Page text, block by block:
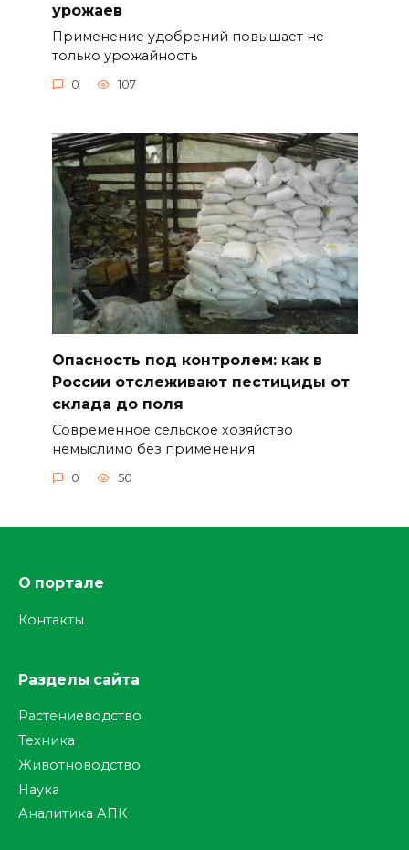
урожаев
Применение удобрений повышает не
только урожайность
0 107
Опасность под контролем: как в
России отслеживают пестициды от
склада до поля
Современное сельское хозяйство
немыслимо без применения
0 50
О портале
Контакты
Разделы сайта
Растениеводство
Техника
Животноводство
Наука
Аналитика АПК